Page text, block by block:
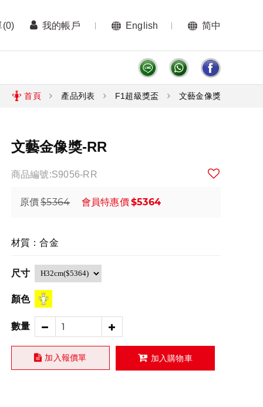
(0) 我的帳戶 English 简中
首頁 產品列表 F1超級獎盃 文藝金像獎
文藝金像獎-RR
商品編號:S9056-RR
原價$5364 會員特惠價$5364
材質：合金
尺寸
顏色
數量
加入報價單 加入購物車